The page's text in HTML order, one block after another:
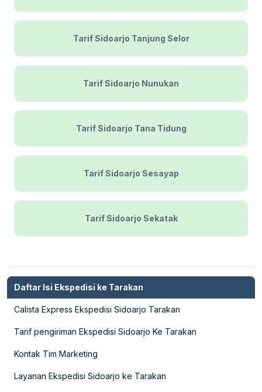
Tarif Sidoarjo Tanjung Selor
Tarif Sidoarjo Nunukan
Tarif Sidoarjo Tana Tidung
Tarif Sidoarjo Sesayap
Tarif Sidoarjo Sekatak
Daftar Isi Ekspedisi ke Tarakan
Calista Express Ekspedisi Sidoarjo Tarakan
Tarif pengiriman Ekspedisi Sidoarjo Ke Tarakan
Kontak Tim Marketing
Layanan Ekspedisi Sidoarjo ke Tarakan